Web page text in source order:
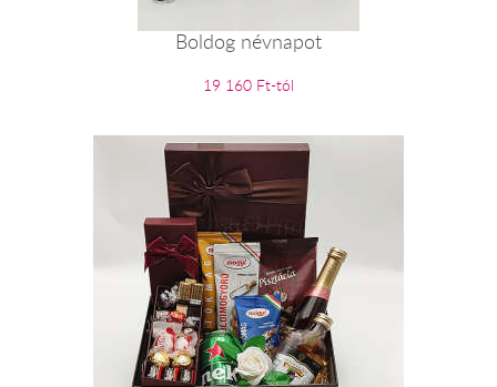
Boldog névnapot
19 160 Ft-tól